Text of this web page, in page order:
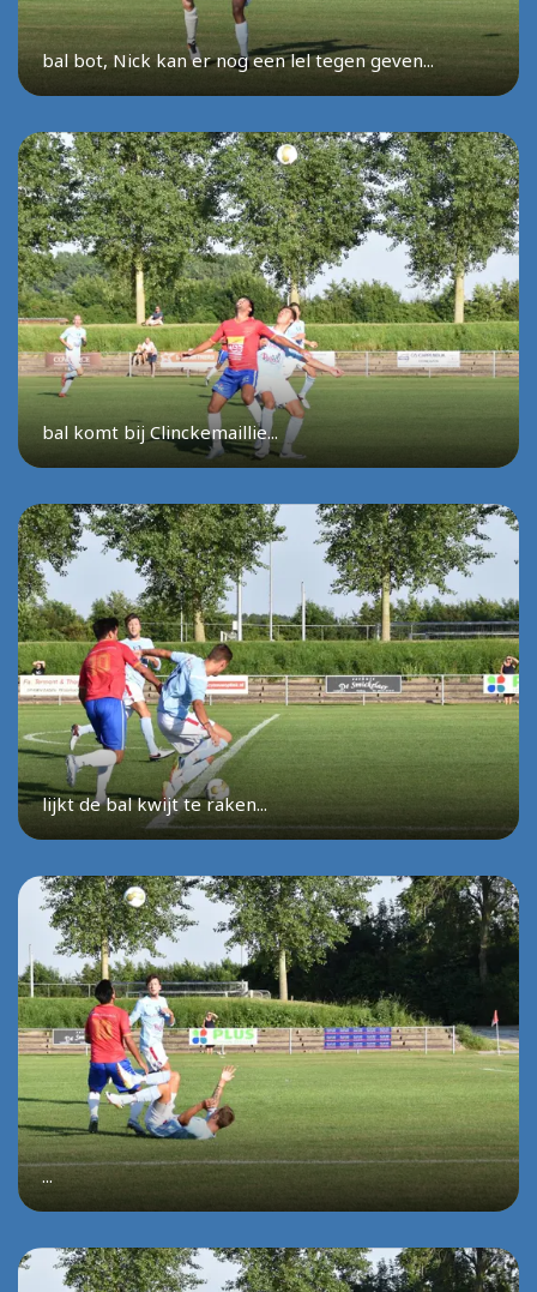
bal bot, Nick kan er nog een lel tegen geven...
bal komt bij Clinckemaillie...
lijkt de bal kwijt te raken...
...